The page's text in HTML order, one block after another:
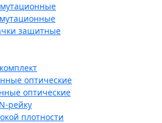
защитные
оптические
оптические
рейку
плотности